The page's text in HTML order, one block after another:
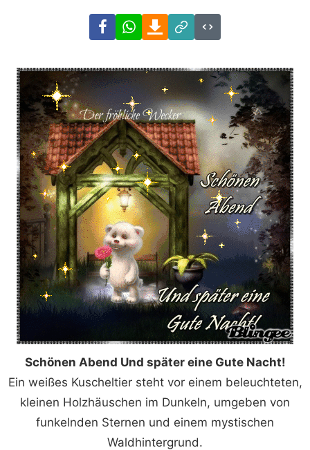
FacebookWhatsAppDownload
Link
Code
Schönen Abend Und später eine Gute Nacht!
Ein weißes Kuscheltier steht vor einem beleuchteten,
kleinen Holzhäuschen im Dunkeln, umgeben von
funkelnden Sternen und einem mystischen
Waldhintergrund.